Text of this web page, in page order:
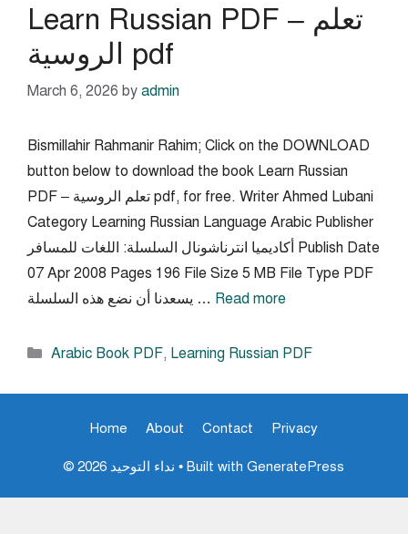
Learn Russian PDF – تعلم
الروسية pdf
March 6, 2026 by admin
Bismillahir Rahmanir Rahim; Click on the DOWNLOAD
button below to download the book Learn Russian
PDF – تعلم الروسية pdf, for free. Writer Ahmed Lubani
Category Learning Russian Language Arabic Publisher
أكاديميا انترناشونال السلسلة: اللغات للمسافر Publish Date
07 Apr 2008 Pages 196 File Size 5 MB File Type PDF
يسعدنا أن نضع هذه السلسلة … Read more
Categories
Arabic Book PDF, Learning Russian PDF
Home About Contact Privacy
© 2026 نداء التوحيد • Built with GeneratePress